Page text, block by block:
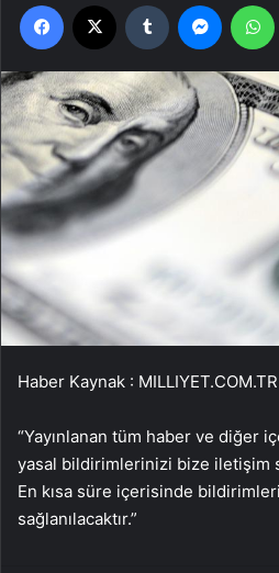
Facebook Tumblr
Haber Kaynak : MILLIYET.COM.TR
“Yayınlanan tüm haber ve diğer
yasal bildirimlerinizi bize iletişim
En kısa süre içerisinde
sağlanılacaktır.”